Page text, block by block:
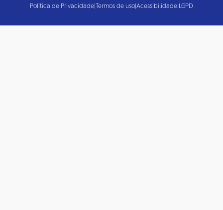
Política de Privacidade|Termos de uso|Acessibilidade|LGPD